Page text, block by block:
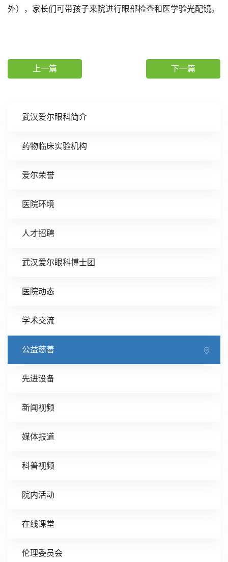
武汉爱尔眼科简介
药物临床实验机构
爱尔荣誉
医院环境
人才招聘
武汉爱尔眼科博士团
医院动态
学术交流
公益慈善
先进设备
新闻视频
媒体报道
科普视频
院内活动
在线课堂
伦理委员会
外），家长们可带孩子来院进行眼部检查和医学验光配镜。
上一篇 下一篇